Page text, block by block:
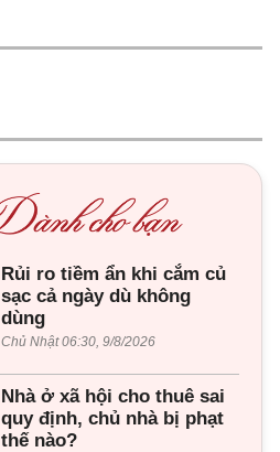
Rủi ro tiềm ẩn khi cắm củ
sạc cả ngày dù không
dùng
Chủ Nhật 06:30, 9/8/2026
Nhà ở xã hội cho thuê sai
quy định, chủ nhà bị phạt
thế nào?